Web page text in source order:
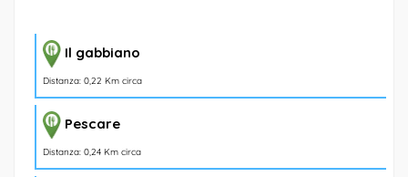
Il gabbiano
Distanza: 0,22 Km circa
Pescare
Distanza: 0,24 Km circa